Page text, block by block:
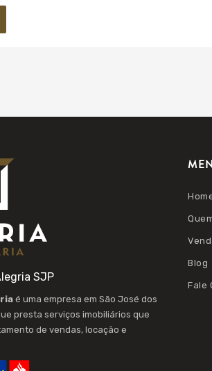
SJP
é uma empresa em São José dos
presta serviços imobiliários que
de vendas, locação e
Blog
Fale